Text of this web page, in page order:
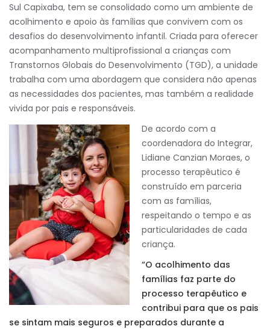
Sul Capixaba, tem se consolidado como um ambiente de
acolhimento e apoio às famílias que convivem com os
desafios do desenvolvimento infantil. Criada para oferecer
acompanhamento multiprofissional a crianças com
Transtornos Globais do Desenvolvimento (TGD), a unidade
trabalha com uma abordagem que considera não apenas
as necessidades dos pacientes, mas também a realidade
vivida por pais e responsáveis.
De acordo com a
coordenadora do Integrar,
Lidiane Canzian Moraes, o
processo terapêutico é
construído em parceria
com as famílias,
respeitando o tempo e as
particularidades de cada
criança.
“O acolhimento das
famílias faz parte do
processo terapêutico e
contribui para que os pais
se sintam mais seguros e preparados durante a